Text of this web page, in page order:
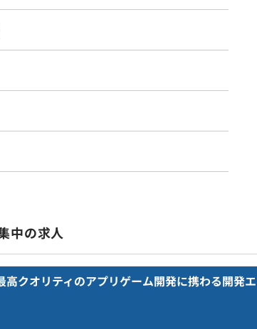
中の求人
クオリティのアプリゲーム開発に携わる開発